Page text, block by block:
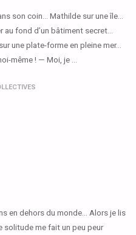
son coin… Mathilde sur une île…
fond d’un bâtiment secret…
une plate-forme en pleine mer…
même ! — Moi, je …
en dehors du monde… Alors je lis
solitude me fait un peu peur